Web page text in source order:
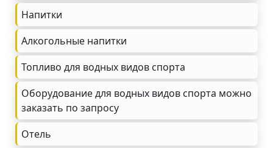
Напитки
Алкогольные напитки
Топливо для водных видов спорта
Оборудование для водных видов спорта можно
заказать по запросу
Oтель